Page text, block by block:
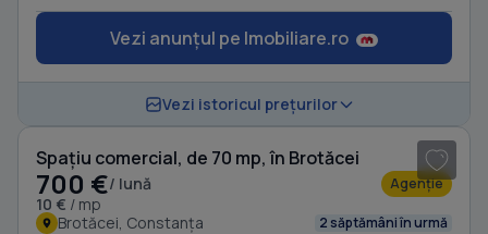
Vezi anunțul pe Imobiliare.ro
Vezi istoricul prețurilor
Spațiu comercial, de 70 mp, în Brotăcei
700 €/ lună
10 € / mp
Agenție
Brotăcei, Constanța 2 săptămâni în urmă